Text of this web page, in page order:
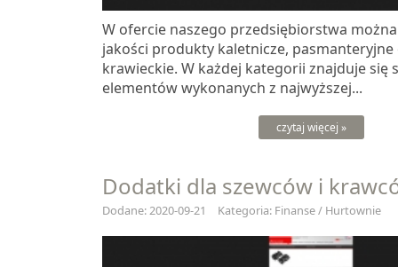
W ofercie naszego przedsiębiorstwa
jakości produkty kaletnicze,
krawieckie. W każdej kategorii znajduje się
elementów wykonanych z najwyższej...
czytaj więcej »
Dodatki dla szewców i
Dodane: 2020-09-21 Kategoria: Finanse / Hurtownie